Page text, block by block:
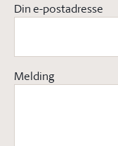
Din e-postadresse
Melding